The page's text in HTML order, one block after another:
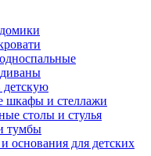
и стеллажи
столы и стулья
тумбы
основания для детских